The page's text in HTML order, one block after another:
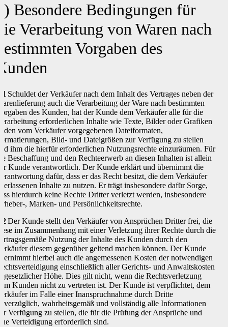
Besondere Bedingungen für
Verarbeitung von Waren nach
Vorgaben des
Schuldet der Verkäufer nach dem Inhalt des Vertrages neben der
auch die Verarbeitung der Ware nach bestimmten
des Kunden, hat der Kunde dem Verkäufer alle für die
erforderlichen Inhalte wie Texte, Bilder oder Grafiken
den vom Verkäufer vorgegebenen Dateiformaten,
Bild- und Dateigrößen zur Verfügung zu stellen
ihm die hierfür erforderlichen Nutzungsrechte einzuräumen. Für
Beschaffung und den Rechteerwerb an diesen Inhalten ist allein
Kunde verantwortlich. Der Kunde erklärt und übernimmt die
dafür, dass er das Recht besitzt, die dem Verkäufer
Inhalte zu nutzen. Er trägt insbesondere dafür Sorge,
hierdurch keine Rechte Dritter verletzt werden, insbesondere
, Marken- und Persönlichkeitsrechte.
Der Kunde stellt den Verkäufer von Ansprüchen Dritter frei, die
im Zusammenhang mit einer Verletzung ihrer Rechte durch die
Nutzung der Inhalte des Kunden durch den
diesem gegenüber geltend machen können. Der Kunde
hierbei auch die angemessenen Kosten der notwendigen
einschließlich aller Gerichts- und Anwaltskosten
gesetzlicher Höhe. Dies gilt nicht, wenn die Rechtsverletzung
Kunden nicht zu vertreten ist. Der Kunde ist verpflichtet, dem
im Falle einer Inanspruchnahme durch Dritte
wahrheitsgemäß und vollständig alle Informationen
Verfügung zu stellen, die für die Prüfung der Ansprüche und
Verteidigung erforderlich sind.